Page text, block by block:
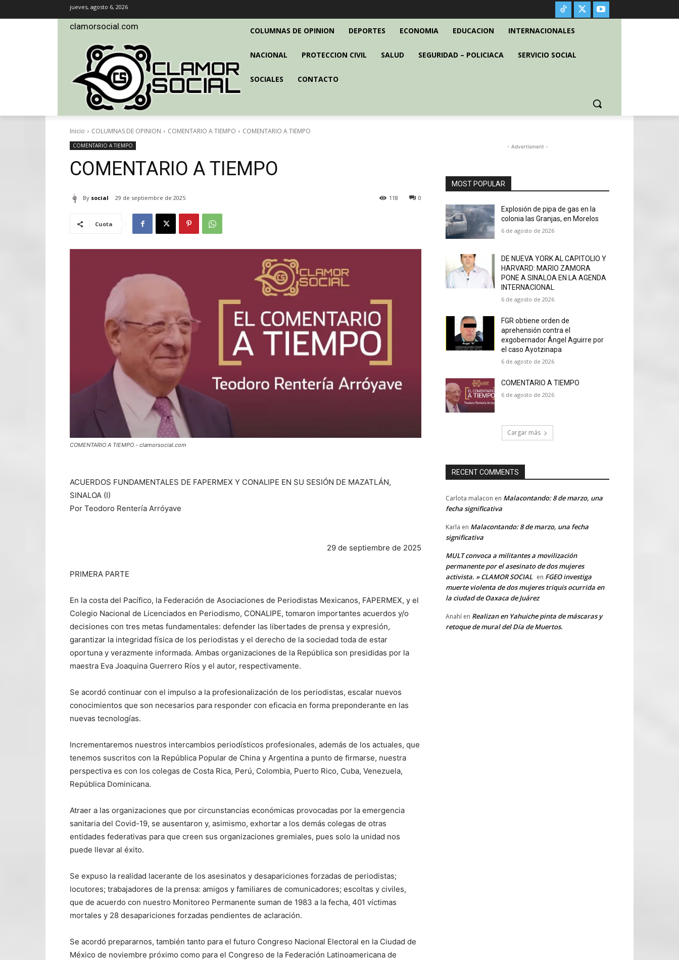
jueves, agosto 6, 2026
clamorsocial.com COLUMNAS DE OPINION DEPORTES ECONOMIA EDUCACION INTERNACIONALES
NACIONAL PROTECCION CIVIL SALUD SEGURIDAD – POLICIACA SERVICIO SOCIAL
SOCIALES CONTACTO
Inicio COLUMNAS DE OPINION COMENTARIO A TIEMPO COMENTARIO A TIEMPO
COMENTARIO A TIEMPO
COMENTARIO A TIEMPO
By social 29 de septiembre de 2025 0
118
Cuota
COMENTARIO A TIEMPO.- clamorsocial.com
ACUERDOS FUNDAMENTALES DE FAPERMEX Y CONALIPE EN SU SESIÓN DE MAZATLÁN,
SINALOA (I)
Por Teodoro Rentería Arróyave
29 de septiembre de 2025
PRIMERA PARTE
En la costa del Pacífico, la Federación de Asociaciones de Periodistas Mexicanos, FAPERMEX, y el
Colegio Nacional de Licenciados en Periodismo, CONALIPE, tomaron importantes acuerdos y/o
decisiones con tres metas fundamentales: defender las libertades de prensa y expresión,
garantizar la integridad física de los periodistas y el derecho de la sociedad toda de estar
oportuna y verazmente informada. Ambas organizaciones de la República son presididas por la
maestra Eva Joaquina Guerrero Ríos y el autor, respectivamente.
Se acordó continuar con el impulso a la profesionalización de los periodistas, escalar nuevos
conocimientos que son necesarios para responder con eficacia en forma preponderante en las
nuevas tecnologías.
Incrementaremos nuestros intercambios periodísticos profesionales, además de los actuales, que
tenemos suscritos con la República Popular de China y Argentina a punto de firmarse, nuestra
perspectiva es con los colegas de Costa Rica, Perú, Colombia, Puerto Rico, Cuba, Venezuela,
República Dominicana.
Atraer a las organizaciones que por circunstancias económicas provocadas por la emergencia
sanitaria del Covid-19, se ausentaron y, asimismo, exhortar a los demás colegas de otras
entidades federativas para que creen sus organizaciones gremiales, pues solo la unidad nos
puede llevar al éxito.
Se expuso la realidad lacerante de los asesinatos y desapariciones forzadas de periodistas;
locutores; trabajadores de la prensa: amigos y familiares de comunicadores; escoltas y civiles,
que de acuerdo con nuestro Monitoreo Permanente suman de 1983 a la fecha, 401 víctimas
mortales y 28 desapariciones forzadas pendientes de aclaración.
Se acordó prepararnos, también tanto para el futuro Congreso Nacional Electoral en la Ciudad de
México de noviembre próximo como para el Congreso de la Federación Latinoamericana de
- Advertisment -
MOST POPULAR
Explosión de pipa de gas en la
colonia las Granjas, en Morelos
6 de agosto de 2026
DE NUEVA YORK AL CAPITOLIO Y
HARVARD: MARIO ZAMORA
PONE A SINALOA EN LA AGENDA
INTERNACIONAL
6 de agosto de 2026
FGR obtiene orden de
aprehensión contra el
exgobernador Ángel Aguirre por
el caso Ayotzinapa
6 de agosto de 2026
COMENTARIO A TIEMPO
6 de agosto de 2026
Cargar más
RECENT COMMENTS
Carlota malacon en Malacontando: 8 de marzo, una
fecha significativa
Karla en Malacontando: 8 de marzo, una fecha
significativa
MULT convoca a militantes a movilización
permanente por el asesinato de dos mujeres
activista. » CLAMOR SOCIAL en FGEO investiga
muerte violenta de dos mujeres triquis ocurrida en
la ciudad de Oaxaca de Juárez
Anahí en Realizan en Yahuiche pinta de máscaras y
retoque de mural del Día de Muertos.